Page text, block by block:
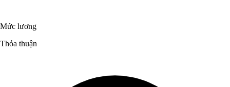
Mức lương
Thỏa thuận